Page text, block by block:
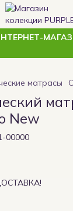
матрасы
New
00000